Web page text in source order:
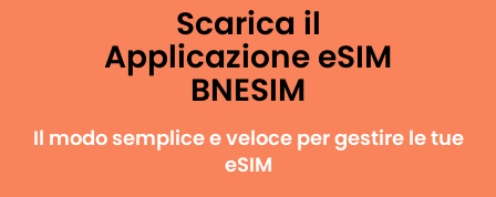
Scarica il
Applicazione eSIM
BNESIM
Il modo semplice e veloce per gestire le tue
eSIM